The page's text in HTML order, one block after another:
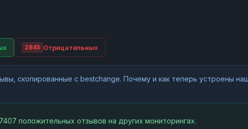
2845 Отрицательных
скопированные с bestchange. Почему и как теперь устроены
положительных отзывов на других мониторингах.